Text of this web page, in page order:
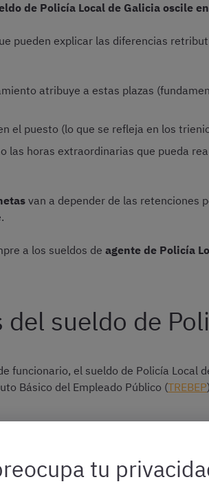
de Policía Local de Galicia oscile
pueden explicar las diferencias
atribuye a estas plazas
el puesto (lo que se refleja en los
las horas extraordinarias que pueda
van a depender de las retenciones
a los sueldos de agente de Policía
sueldo de
funcionario, el sueldo de Policía Local
Básico del Empleado Público (TREBEP
base y los trienios, y cuyos
tu